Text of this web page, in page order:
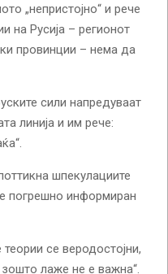
„непристојно“ и рече
на Русија – регионот
провинции – нема да
сили напредуваат
линија и им рече:
шпекулациите
погрешно информиран
се веродостојни,
лаже не е важна“.